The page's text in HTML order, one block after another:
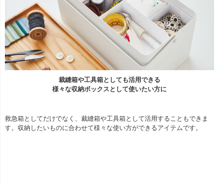
裁縫箱や工具箱としても活用できる
様々な収納ボックスとして使いたい方に
救急箱としてだけでなく、裁縫箱や工具箱として活用することもできま
す。収納したいものに合わせて様々な使い方ができるアイテムです。